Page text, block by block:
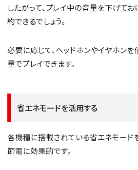
したがって、プレイ中の音量を下げて
約できるでしょう。
必要に応じて、ヘッドホンやイヤホン
量でプレイできます。
省エネモードを活用する
各機種に搭載されている省エネモード
節電に効果的です。